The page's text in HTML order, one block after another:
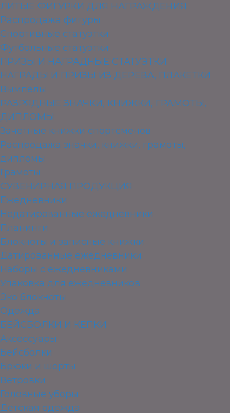
ЛИТЫЕ ФИГУРКИ ДЛЯ НАГРАЖДЕНИЯ
Распродажа фигуры
Спортивные статуэтки
Футбольные статуэтки
ПРИЗЫ И НАГРАДНЫЕ СТАТУЭТКИ
НАГРАДЫ И ПРИЗЫ ИЗ ДЕРЕВА, ПЛАКЕТКИ
Вымпелы
РАЗРЯДНЫЕ ЗНАЧКИ, КНИЖКИ, ГРАМОТЫ,
ДИПЛОМЫ
Зачетные книжки спортсменов
Распродажа значки, книжки, грамоты,
дипломы
Грамоты
СУВЕНИРНАЯ ПРОДУКЦИЯ
Ежедневники
Недатированные ежедневники
Планинги
Блокноты и записные книжки
Датированные ежедневники
Наборы с ежедневниками
Упаковка для ежедневников
Эко блокноты
Одежда
БЕЙСБОЛКИ И КЕПКИ
Аксессуары
Бейсболки
Брюки и шорты
Ветровки
Головные уборы
Детская одежда